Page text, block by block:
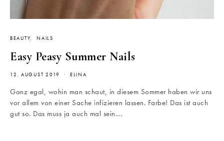
BEAUTY NAILS
Easy Peasy Summer Nails
12. AUGUST 2019 ELINA
Ganz egal, wohin man schaut, in diesem Sommer haben wir uns
vor allem von einer Sache infizieren lassen. Farbe! Das ist auch
gut so. Das muss ja auch mal sein.…